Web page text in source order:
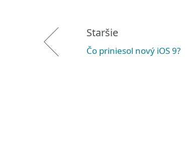
Staršie
Čo priniesol nový iOS 9?